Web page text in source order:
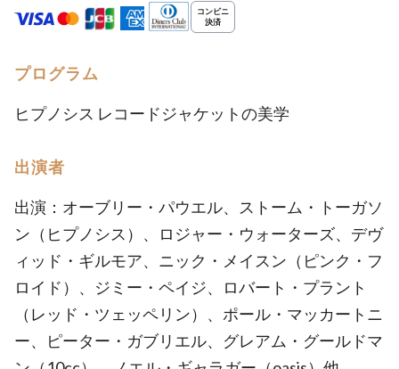
プログラム
ヒプノシス レコードジャケットの美学
出演者
出演：オーブリー・パウエル、ストーム・トーガソ
ン（ヒプノシス）、ロジャー・ウォーターズ、デヴ
ィッド・ギルモア、ニック・メイスン（ピンク・フ
ロイド）、ジミー・ペイジ、ロバート・プラント
（レッド・ツェッペリン）、ポール・マッカートニ
ー、ピーター・ガブリエル、グレアム・グールドマ